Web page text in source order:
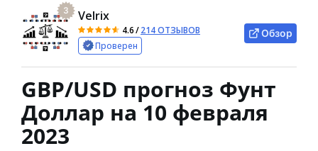
3 Velrix
4.6/214 ОТЗЫВОВ
Проверен
Обзор
GBP/USD прогноз Фунт
Доллар на 10 февраля
2023